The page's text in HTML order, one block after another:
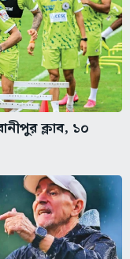
ক্লাব, ১০